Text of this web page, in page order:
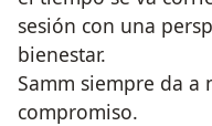
sesión con una
bienestar.
Samm siempre da
compromiso.